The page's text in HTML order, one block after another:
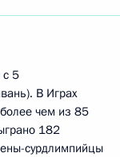
с 5
В Играх
чем из 85
182
сурдлимпийцы